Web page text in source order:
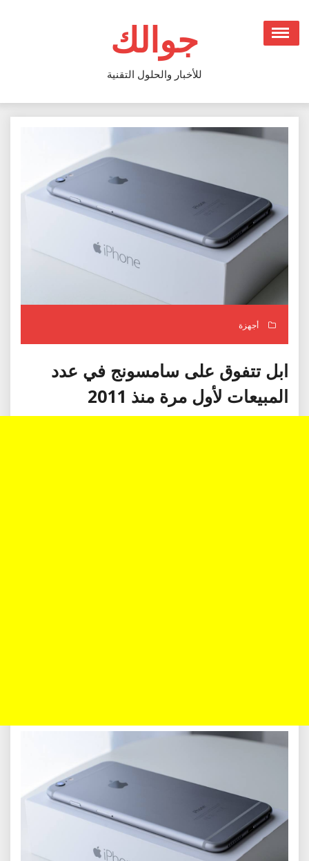
content
جوالك
للأخبار والحلول التقنية
أجهزة
ابل تتفوق على سامسونج في عدد
المبيعات لأول مرة منذ 2011